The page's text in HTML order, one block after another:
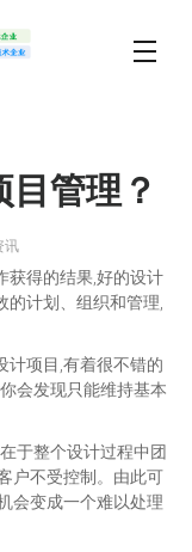
管理？
讯
获得的结果,好的设计
计划、组织和管理,
计项目,有着很不错的
会发现只能维持基本
于整个设计过程中团
户不受控制。由此可
会变成一个难以处理